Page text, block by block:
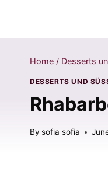
Home / Desserts
DESSERTS UND
By sofia sofia